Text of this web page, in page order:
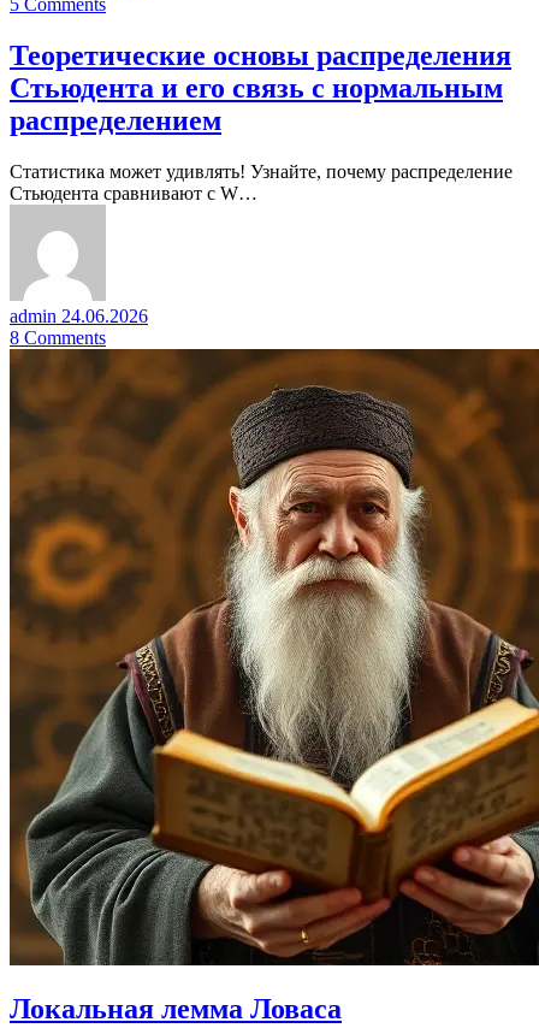
Теоретические основы распределения
Стьюдента и его связь с нормальным
распределением
Статистика может удивлять! Узнайте, почему распределение
Стьюдента сравнивают с W…
admin 24.06.2026
8 Comments
Локальная лемма Ловаса